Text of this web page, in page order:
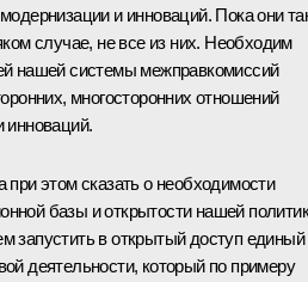
и инноваций. Пока они
случае, не все из них. Необходим
нашей системы межправкомиссий
многосторонних отношений
инноваций.
этом сказать о необходимости
базы и открытости нашей
запустить в открытый доступ единый
деятельности, который по примеру